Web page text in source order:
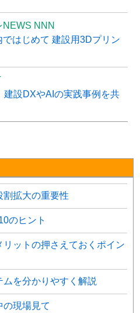
NEWS NNN
はじめて 建設用3Dプリン
建設DXやAIの実践事例を共
割拡大の重要性
のヒント
ットの押さえておくポイン
を分かりやすく解説
現場見て